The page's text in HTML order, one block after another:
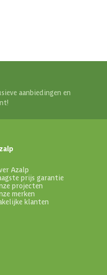
aanbiedingen en
Azalp
prijs garantie
projecten
merken
klanten